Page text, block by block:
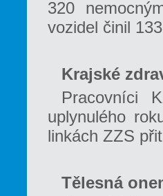
320
vozidel činil
Krajské
Pracovníci
uplynulého
linkách ZZS
Tělesná